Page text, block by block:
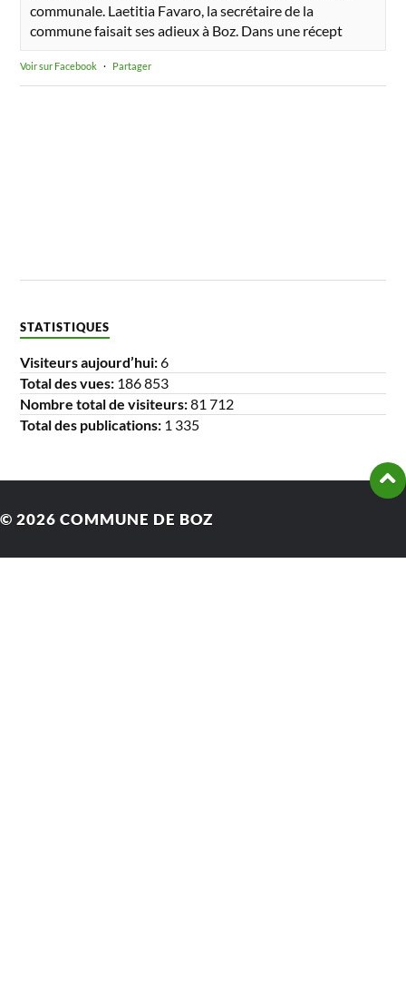
communale. Laetitia Favaro, la secrétaire de la
commune faisait ses adieux à Boz. Dans une récept
Voir sur Facebook · Partager
STATISTIQUES
Visiteurs aujourd’hui:6
Total des vues: 186 853
Nombre total de visiteurs:81 712
Total des publications: 1 335
© 2026 COMMUNE DE BOZ